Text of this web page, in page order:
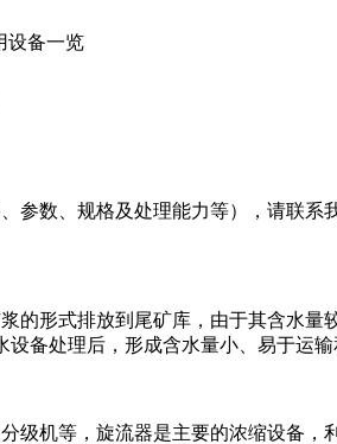
设备一览
参数、规格及处理能力等），请联系
形式排放到尾矿库，由于其含水量
备处理后，形成含水量小、易于运
级机等，旋流器是主要的浓缩设备